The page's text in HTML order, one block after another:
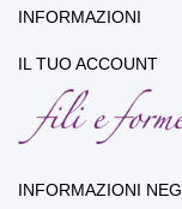
INFORMAZIONI
IL TUO ACCOUNT
INFORMAZIONI